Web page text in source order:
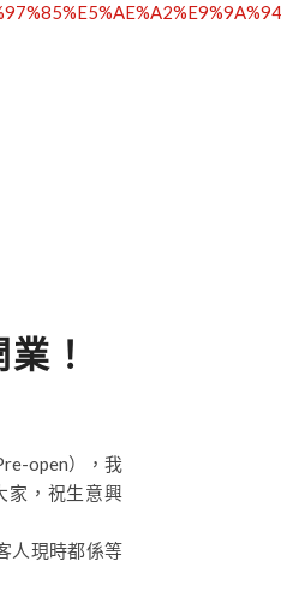
！
open），我
家，祝生意興
人現時都係等